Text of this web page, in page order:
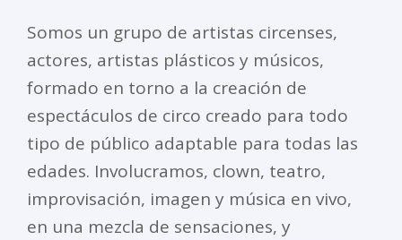
Somos un grupo de artistas circenses,
actores, artistas plásticos y músicos,
formado en torno a la creación de
espectáculos de circo creado para todo
tipo de público adaptable para todas las
edades. Involucramos, clown, teatro,
improvisación, imagen y música en vivo,
en una mezcla de sensaciones, y